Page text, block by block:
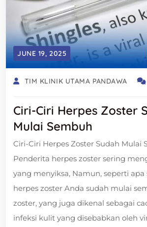
JUNE 19, 2025
TIM KLINIK UTAMA PANDAWA
Ciri-Ciri Herpes Zoster
Mulai Sembuh
Ciri-Ciri Herpes Zoster Sudah Mulai
Penderita herpes zoster sering
yang menyiksa, Namun, seperti apa
herpes zoster Anda sudah mulai
zoster, yang juga dikenal sebagai
infeksi kulit yang disebabkan oleh